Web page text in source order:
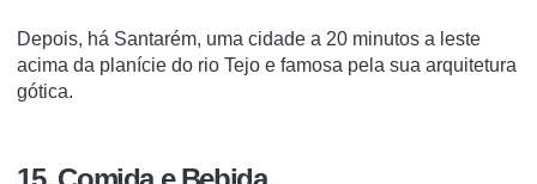
Depois, há Santarém, uma cidade a 20 minutos a leste
acima da planície do rio Tejo e famosa pela sua arquitetura
gótica.